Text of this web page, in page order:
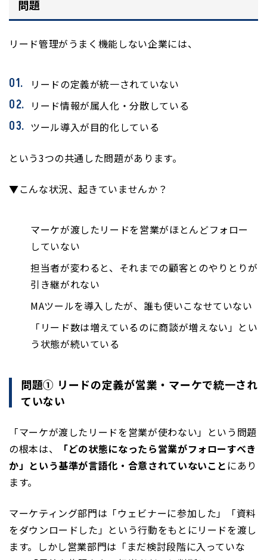
問題
リード管理がうまく機能しない企業には、
リードの定義が統一されていない
リード情報が属人化・分散している
ツール導入が目的化している
という3つの共通した問題があります。
▼こんな状況、起きていませんか？
マーケが渡したリードを営業がほとんどフォロー
していない
担当者が変わると、それまでの顧客とのやりとりが
引き継がれない
MAツールを導入したが、誰も使いこなせていない
「リード数は増えているのに商談が増えない」とい
う状態が続いている
問題① リードの定義が営業・マーケで統一され
ていない
「マーケが渡したリードを営業が使わない」という問題
の根本は、
「どの状態になったら営業がフォローすべき
か」という基準が言語化・合意されていないこと にあり
ます。
マーケティング部門は「ウェビナーに参加した」「資料
をダウンロードした」という行動をもとにリードを渡し
ます。しかし営業部門は「まだ検討段階に入っていな